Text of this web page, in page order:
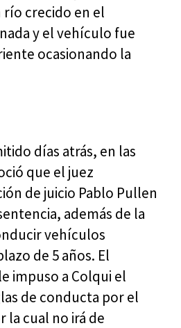
crecido en el
y el vehículo fue
ocasionando la
días atrás, en las
que el juez
de juicio Pablo Pullen
además de la
vehículos
de 5 años. El
impuso a Colqui el
de conducta por el
la cual no irá de